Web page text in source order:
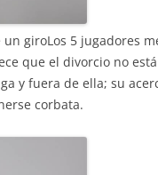
giroLos 5 jugadores
que el divorcio no
y fuera de ella; su
corbata.